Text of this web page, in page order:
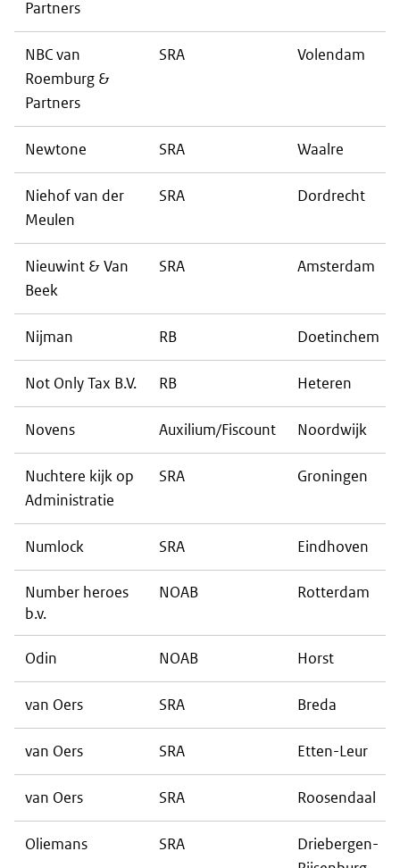
Partners
NBC van
Roemburg &
Partners
SRA Volendam
Newtone SRA Waalre
Niehof van der
Meulen
SRA Dordrecht
Nieuwint & Van
Beek
SRA Amsterdam
Nijman RB Doetinchem
Not Only Tax B.V. RB Heteren
Novens Auxilium/Fiscount Noordwijk
Nuchtere kijk op
Administratie
SRA Groningen
Numlock SRA Eindhoven
Number heroes
b.v.
NOAB Rotterdam
Odin NOAB Horst
van Oers SRA Breda
van Oers SRA Etten-Leur
van Oers SRA Roosendaal
Oliemans SRA
Driebergen-